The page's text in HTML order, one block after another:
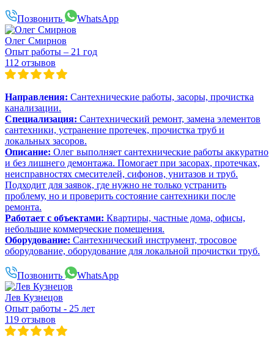
Позвонить WhatsApp
Олег Смирнов
Опыт работы – 21 год
112 отзывов
Направления: Сантехнические работы, засоры, прочистка
канализации.
Специализация: Сантехнический ремонт, замена элементов
сантехники, устранение протечек, прочистка труб и
локальных засоров.
Описание: Олег выполняет сантехнические работы аккуратно
и без лишнего демонтажа. Помогает при засорах, протечках,
неисправностях смесителей, сифонов, унитазов и труб.
Подходит для заявок, где нужно не только устранить
проблему, но и проверить состояние сантехники после
ремонта.
Работает с объектами: Квартиры, частные дома, офисы,
небольшие коммерческие помещения.
Оборудование: Сантехнический инструмент, тросовое
оборудование, оборудование для локальной прочистки труб.
Позвонить WhatsApp
Лев Кузнецов
Опыт работы - 25 лет
119 отзывов